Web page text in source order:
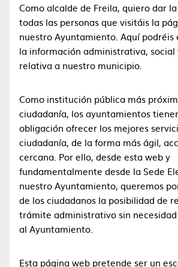
Como alcalde de Freila, quiero dar
todas las personas que visitáis la
nuestro Ayuntamiento. Aquí
la información administrativa,
relativa a nuestro municipio.
Como institución pública más
ciudadanía, los ayuntamientos
obligación ofrecer los mejores
ciudadanía, de la forma más ágil,
cercana. Por ello, desde esta web y
fundamentalmente desde la Sede
nuestro Ayuntamiento, queremos
de los ciudadanos la posibilidad de
trámite administrativo sin necesidad
al Ayuntamiento.
Esta página web pretende ser un